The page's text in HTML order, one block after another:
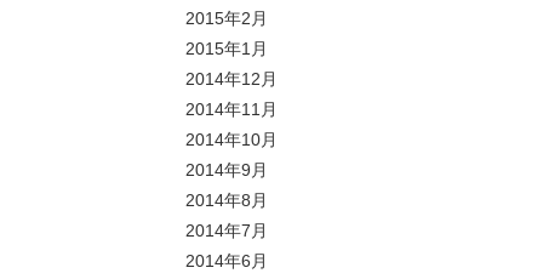
2015年2月
2015年1月
2014年12月
2014年11月
2014年10月
2014年9月
2014年8月
2014年7月
2014年6月